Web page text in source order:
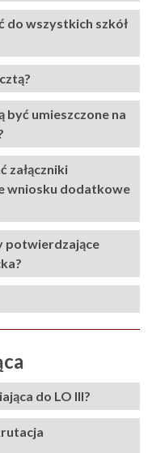
do wszystkich szkół
być umieszczone na
załączniki
wniosku dodatkowe
potwierdzające
a
do LO III?